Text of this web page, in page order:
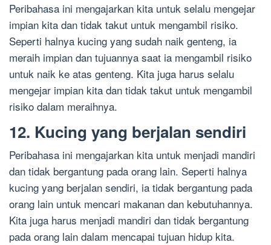
Peribahasa ini mengajarkan kita untuk selalu mengejar
impian kita dan tidak takut untuk mengambil risiko.
Seperti halnya kucing yang sudah naik genteng, ia
meraih impian dan tujuannya saat ia mengambil risiko
untuk naik ke atas genteng. Kita juga harus selalu
mengejar impian kita dan tidak takut untuk mengambil
risiko dalam meraihnya.
12. Kucing yang berjalan sendiri
Peribahasa ini mengajarkan kita untuk menjadi mandiri
dan tidak bergantung pada orang lain. Seperti halnya
kucing yang berjalan sendiri, ia tidak bergantung pada
orang lain untuk mencari makanan dan kebutuhannya.
Kita juga harus menjadi mandiri dan tidak bergantung
pada orang lain dalam mencapai tujuan hidup kita.